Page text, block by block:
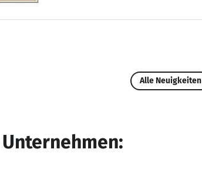
Alle Neuigkeiten